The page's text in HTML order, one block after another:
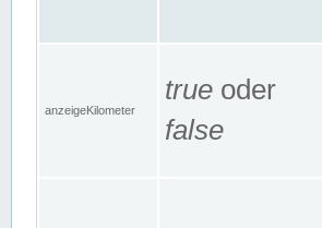
anzeigeKilometer
true oder
false